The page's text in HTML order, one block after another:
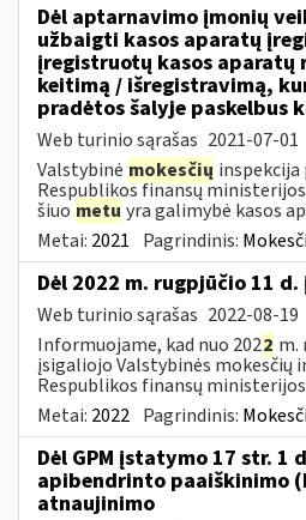
Dėl aptarnavimo įmonių
užbaigti kasos aparatų
įregistruotų kasos aparatų
keitimą / išregistravimą,
pradėtos šalyje paskelbus
Web turinio sąrašas 2021-07-01
Valstybinė mokesčių inspekcija
Respublikos finansų
šiuo metu yra galimybė kasos
Metai: 2021 Pagrindinis:
Dėl 2022 m. rugpjūčio 11 d.
Web turinio sąrašas 2022-08-19
Informuojame, kad nuo 2022 m.
įsigaliojo Valstybinės mokesčių
Respublikos finansų
Metai: 2022 Pagrindinis:
Dėl GPM įstatymo 17 str. 1
apibendrinto paaiškinimo
atnaujinimo